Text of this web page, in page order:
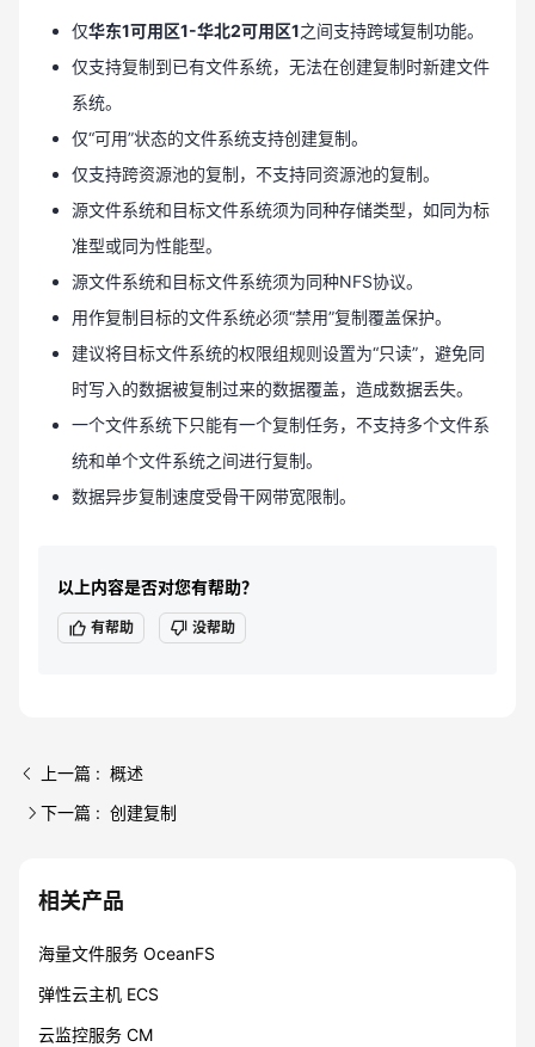
仅华东1可用区1-华北2可用区1之间支持跨域复制功能。
仅支持复制到已有文件系统，无法在创建复制时新建文件
系统。
仅“可用”状态的文件系统支持创建复制。
仅支持跨资源池的复制，不支持同资源池的复制。
源文件系统和目标文件系统须为同种存储类型，如同为标
准型或同为性能型。
源文件系统和目标文件系统须为同种NFS协议。
用作复制目标的文件系统必须“禁用”复制覆盖保护。
建议将目标文件系统的权限组规则设置为“只读”，避免同
时写入的数据被复制过来的数据覆盖，造成数据丢失。
一个文件系统下只能有一个复制任务，不支持多个文件系
统和单个文件系统之间进行复制。
数据异步复制速度受骨干网带宽限制。
以上内容是否对您有帮助？
有帮助 没帮助
上一篇 : 概述
下一篇 : 创建复制
相关产品
海量文件服务 OceanFS
弹性云主机 ECS
云监控服务 CM